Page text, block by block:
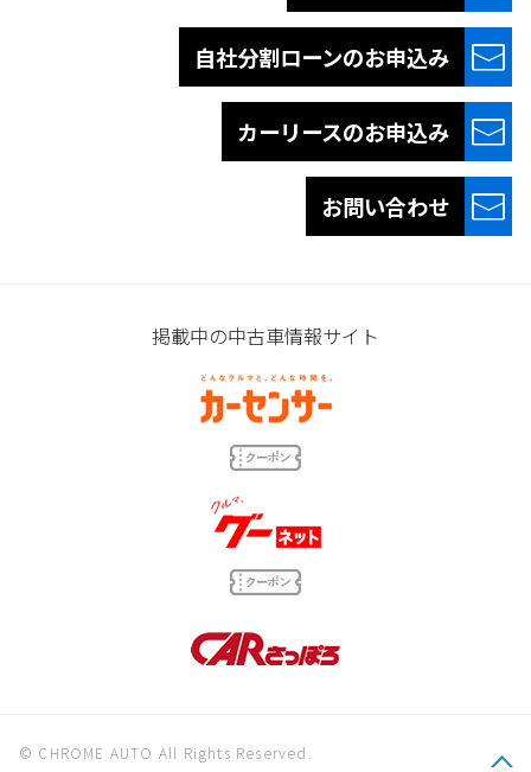
自社分割ローンのお申込み
カーリースのお申込み
お問い合わせ
掲載中の中古車情報サイト
© CHROME AUTO All Rights Reserved.